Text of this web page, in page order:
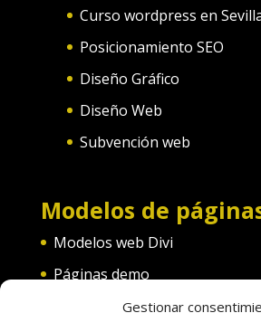
Gestionar
Curso wordpress en
Posicionamiento SEO
Diseño Gráfico
Diseño Web
Subvención web
Modelos de
Modelos web Divi
Páginas demo
Web convento